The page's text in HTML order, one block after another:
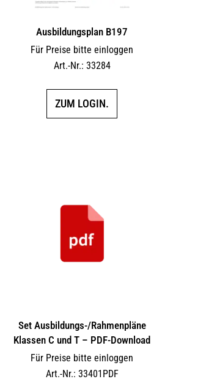
Ausbildungsplan B197
Für Preise bitte einloggen
Art.-Nr.: 33284
ZUM LOGIN.
Set Ausbildungs-/Rahmenpläne
Klassen C und T – PDF-Download
Für Preise bitte einloggen
Art.-Nr.: 33401PDF